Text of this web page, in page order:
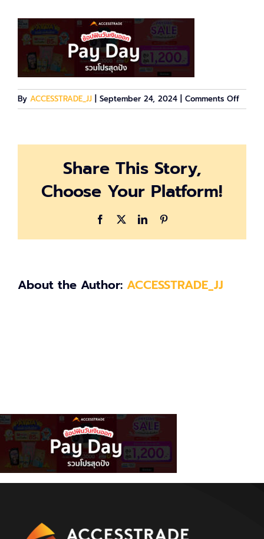
By ACCESSTRADE_JJ September 24, 2024 Comments Offon
Share This Story,
Choose Your Platform!
Facebook LinkedIn
About the Author: ACCESSTRADE_JJ